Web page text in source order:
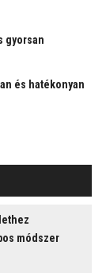
gyorsan
és hatékonyan
módszer